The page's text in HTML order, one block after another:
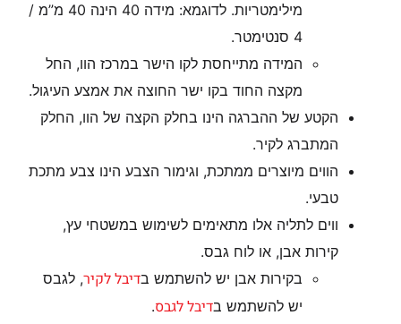
מילימטריות. לדוגמא: מידה 40 הינה 40 מ”מ /
4 סנטימטר.
המידה מתייחסת לקו הישר במרכז הוו, החל
מקצה החוד בקו ישר החוצה את אמצע העיגול.
הקטע של ההברגה הינו בחלק הקצה של הוו, החלק
המתברג לקיר.
הווים מיוצרים ממתכת, וגימור הצבע הינו צבע מתכת
טבעי.
ווים לתליה אלו מתאימים לשימוש במשטחי עץ,
קירות אבן, או לוח גבס.
בקירות אבן יש להשתמש בדיבל לקיר, לגבס
יש להשתמש בדיבל לגבס.